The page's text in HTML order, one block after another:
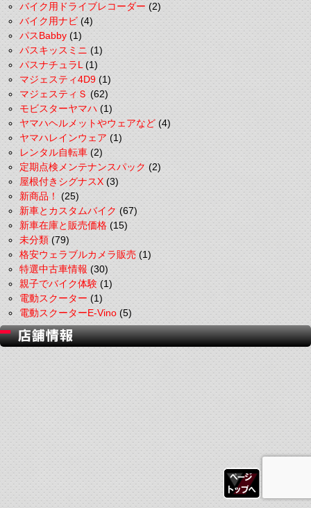
バイク用ドライブレコーダー(2)
バイク用ナビ(4)
パスBabby(1)
パスキッスミニ(1)
パスナチュラL(1)
マジェスティ4D9(1)
マジェスティＳ(62)
モビスターヤマハ(1)
ヤマハヘルメットやウェアなど(4)
ヤマハレインウェア(1)
レンタル自転車(2)
定期点検メンテナンスパック(2)
屋根付きシグナスX(3)
新商品！(25)
新車とカスタムバイク(67)
新車在庫と販売価格(15)
未分類(79)
格安ウェラブルカメラ販売(1)
特選中古車情報(30)
親子でバイク体験(1)
電動スクーター(1)
電動スクーターE-Vino(5)